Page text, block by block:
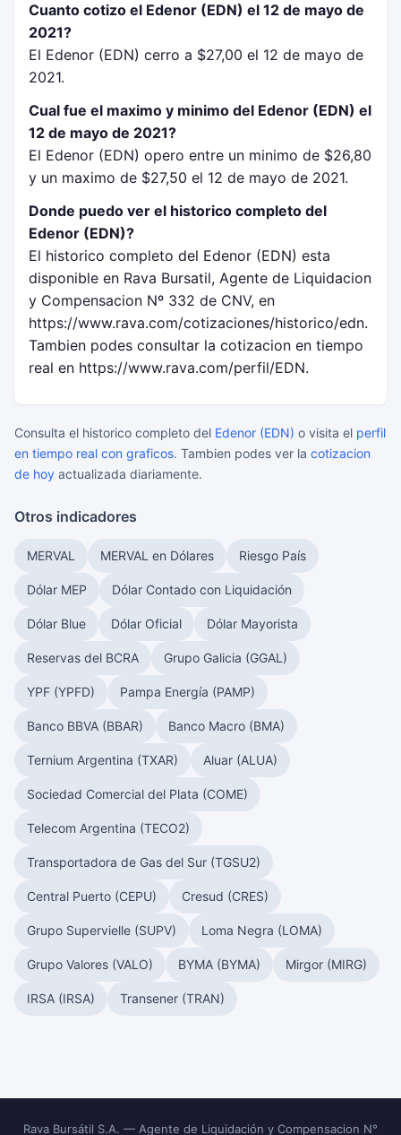
Cuanto cotizo el Edenor (EDN) el 12 de mayo de
2021?
El Edenor (EDN) cerro a $27,00 el 12 de mayo de
2021.
Cual fue el maximo y minimo del Edenor (EDN) el
12 de mayo de 2021?
El Edenor (EDN) opero entre un minimo de $26,80
y un maximo de $27,50 el 12 de mayo de 2021.
Donde puedo ver el historico completo del
Edenor (EDN)?
El historico completo del Edenor (EDN) esta
disponible en Rava Bursatil, Agente de Liquidacion
y Compensacion Nº 332 de CNV, en
https://www.rava.com/cotizaciones/historico/edn.
Tambien podes consultar la cotizacion en tiempo
real en https://www.rava.com/perfil/EDN.
Consulta el historico completo del Edenor (EDN) o visita el perfil
en tiempo real con graficos. Tambien podes ver la cotizacion
de hoy actualizada diariamente.
Otros indicadores
MERVAL MERVAL en Dólares Riesgo País
Dólar MEP Dólar Contado con Liquidación
Dólar Blue Dólar Oficial Dólar Mayorista
Reservas del BCRA Grupo Galicia (GGAL)
YPF (YPFD) Pampa Energía (PAMP)
Banco BBVA (BBAR) Banco Macro (BMA)
Ternium Argentina (TXAR) Aluar (ALUA)
Sociedad Comercial del Plata (COME)
Telecom Argentina (TECO2)
Transportadora de Gas del Sur (TGSU2)
Central Puerto (CEPU) Cresud (CRES)
Grupo Supervielle (SUPV) Loma Negra (LOMA)
Grupo Valores (VALO) BYMA (BYMA) Mirgor (MIRG)
IRSA (IRSA) Transener (TRAN)
Rava Bursátil S.A. — Agente de Liquidación y Compensacion N°